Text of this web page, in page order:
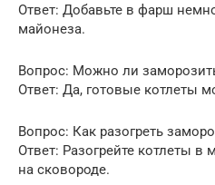
Ответ: Добавьте в фарш
майонеза.
Вопрос: Можно ли
Ответ: Да, готовые котлеты
Вопрос: Как разогреть
Ответ: Разогрейте котлеты
на сковороде.